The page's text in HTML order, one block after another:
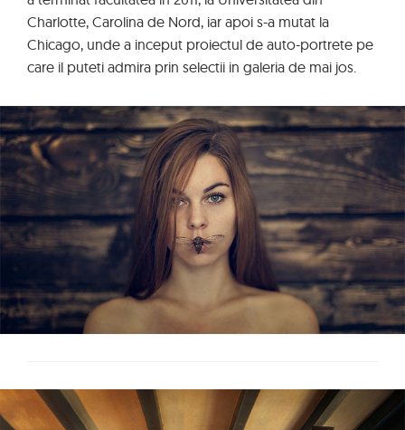
Charlotte, Carolina de Nord, iar apoi s-a mutat la
Chicago, unde a inceput proiectul de auto-portrete pe
care il puteti admira prin selectii in galeria de mai jos.